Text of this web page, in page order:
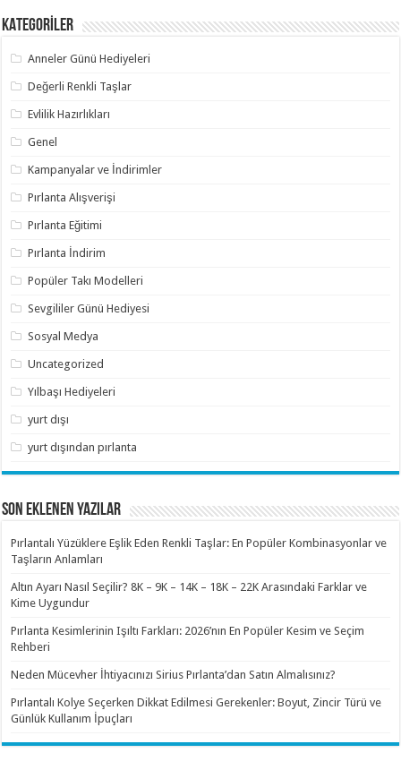
KATEGORİLER
Anneler Günü Hediyeleri
Değerli Renkli Taşlar
Evlilik Hazırlıkları
Genel
Kampanyalar ve İndirimler
Pırlanta Alışverişi
Pırlanta Eğitimi
Pırlanta İndirim
Popüler Takı Modelleri
Sevgililer Günü Hediyesi
Sosyal Medya
Uncategorized
Yılbaşı Hediyeleri
yurt dışı
yurt dışından pırlanta
SON EKLENEN YAZILAR
Pırlantalı Yüzüklere Eşlik Eden Renkli Taşlar: En Popüler Kombinasyonlar ve
Taşların Anlamları
Altın Ayarı Nasıl Seçilir? 8K – 9K – 14K – 18K – 22K Arasındaki Farklar ve
Kime Uygundur
Pırlanta Kesimlerinin Işıltı Farkları: 2026’nın En Popüler Kesim ve Seçim
Rehberi
Neden Mücevher İhtiyacınızı Sirius Pırlanta’dan Satın Almalısınız?
Pırlantalı Kolye Seçerken Dikkat Edilmesi Gerekenler: Boyut, Zincir Türü ve
Günlük Kullanım İpuçları